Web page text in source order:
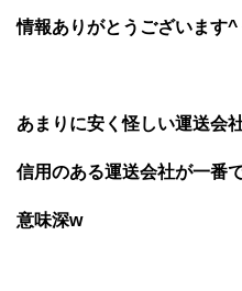
情報ありがとうございます^
あまりに安く怪しい運送会
信用のある運送会社が一番で
意味深w